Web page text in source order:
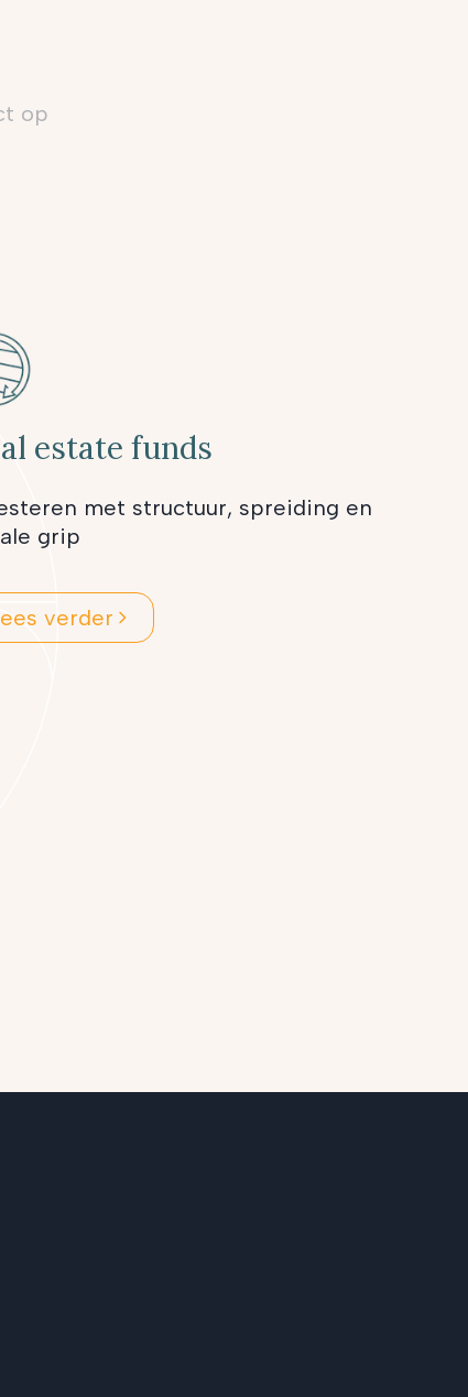
op
estate funds
met structuur, spreiding en
grip
verder